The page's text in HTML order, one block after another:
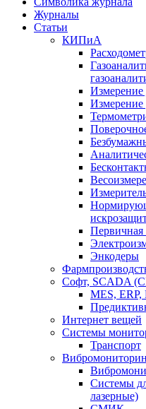
Журналы
Статьи
КИПиА
Измерение
Измерение
Первичная
Энкодеры
Софт, SCADA
MES, ERP,
Интернет вещей
Системы
Транспорт
Системы
лазерные)